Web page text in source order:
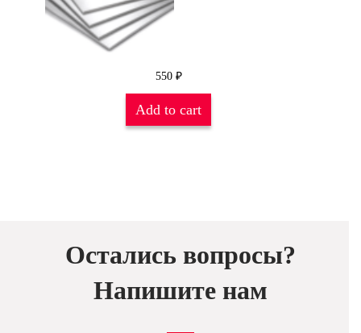
550 ₽
Add to cart
Остались вопросы?
Напишите нам